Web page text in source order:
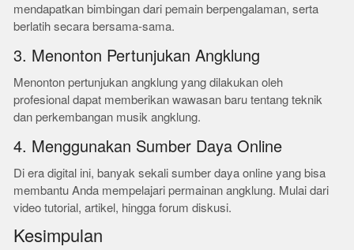
mendapatkan bimbingan dari pemain berpengalaman, serta
berlatih secara bersama-sama.
3. Menonton Pertunjukan Angklung
Menonton pertunjukan angklung yang dilakukan oleh
profesional dapat memberikan wawasan baru tentang teknik
dan perkembangan musik angklung.
4. Menggunakan Sumber Daya Online
Di era digital ini, banyak sekali sumber daya online yang bisa
membantu Anda mempelajari permainan angklung. Mulai dari
video tutorial, artikel, hingga forum diskusi.
Kesimpulan